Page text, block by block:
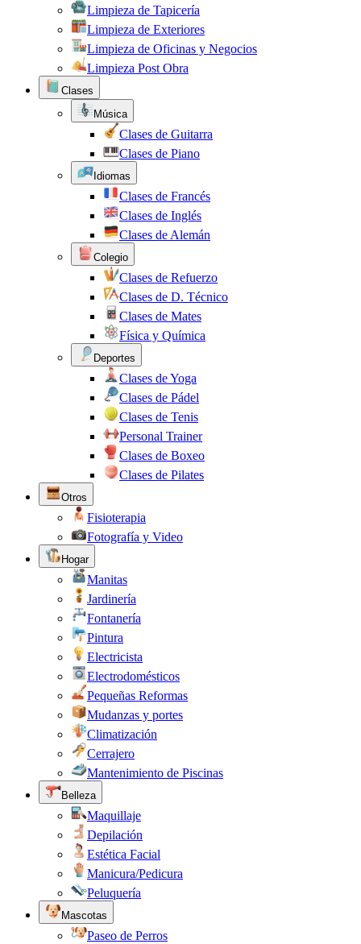
Limpieza de Tapicería
Limpieza de Exteriores
Limpieza de Oficinas y Negocios
Limpieza Post Obra
Clases
Música
Clases de Guitarra
Clases de Piano
Idiomas
Clases de Francés
Clases de Inglés
Clases de Alemán
Colegio
Clases de Refuerzo
Clases de D. Técnico
Clases de Mates
Física y Química
Deportes
Clases de Yoga
Clases de Pádel
Clases de Tenis
Personal Trainer
Clases de Boxeo
Clases de Pilates
Otros
Fisioterapia
Fotografía y Video
Hogar
Manitas
Jardinería
Fontanería
Pintura
Electricista
Electrodomésticos
Pequeñas Reformas
Mudanzas y portes
Climatización
Cerrajero
Mantenimiento de Piscinas
Belleza
Maquillaje
Depilación
Estética Facial
Manicura/Pedicura
Peluquería
Mascotas
Paseo de Perros